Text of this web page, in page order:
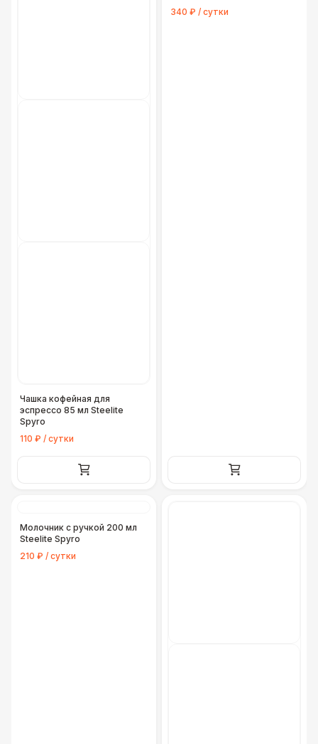
Чашка кофейная для
эспрессо 85 мл Steelite
Spyro
110 ₽ / сутки
340 ₽ / сутки
Молочник с ручкой 200 мл
Steelite Spyro
210 ₽ / сутки